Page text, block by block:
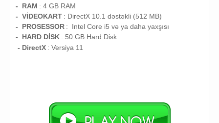
- RAM : 4 GB RAM
- VİDEOKART : DirectX 10.1 dəstəkli (512 MB)
- PROSESSOR :
Intel Core i5 və ya daha yaxşısı
- HARD DİSK : 50 GB Hard Disk
- DirectX : Versiya 11